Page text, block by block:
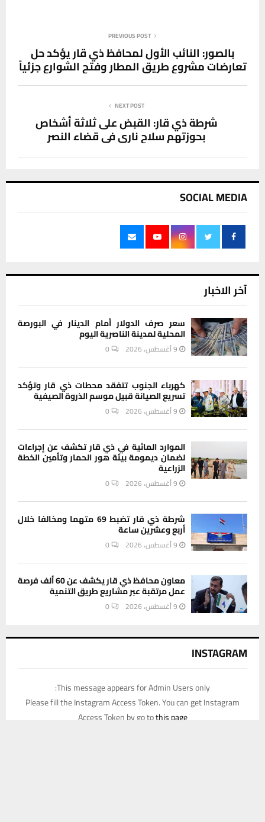
PREVIOUS POST
بالصور: النائب الأول لمحافظ ذي قار يؤكد حل
تعارضات مشروع طريق المطار وفتح الشوارع جزئياً
NEXT POST
شرطة ذي قار: القبض على ثلاثة أشخاص
بحوزتهم سلاح ناري في قضاء النصر
SOCIAL MEDIA
آخر الاخبار
سعر صرف الدولار أمام الدينار في البورصة
المحلية لمدينة الناصرية اليوم
9 أغسطس، 2026 0
كهرباء الجنوب تتفقد محطات ذي قار وتؤكد
تسريع الصيانة قبيل موسم الذروة الصيفية
9 أغسطس، 2026 0
الموارد المائية في ذي قار تكشف عن إجراءات
لضمان ديمومة بيئة هور الحمار وتأمين الخطة
الزراعية
9 أغسطس، 2026 0
شرطة ذي قار تضبط 69 متهما ومخالفا خلال
أربع وعشرين ساعة
9 أغسطس، 2026 0
معاون محافظ ذي قار يكشف عن 60 ألف فرصة
عمل مرتقبة عبر مشاريع طريق التنمية
9 أغسطس، 2026 0
INSTAGRAM
This message appears for Admin Users only:
Please fill the Instagram Access Token. You can get Instagram
Access Token by go tothis page